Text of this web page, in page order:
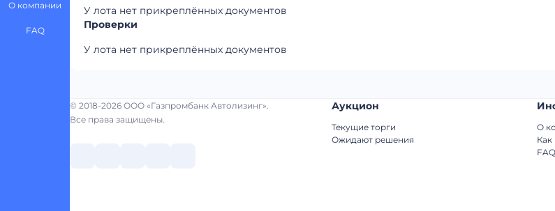
О компании
FAQ
У лота нет прикреплённых документов
Проверки
У лота нет прикреплённых документов
© 2018-2026 ООО «Газпромбанк Автолизинг».
Все права защищены.
Аукцион
Текущие торги
Ожидают решения
О
Как
FAQ